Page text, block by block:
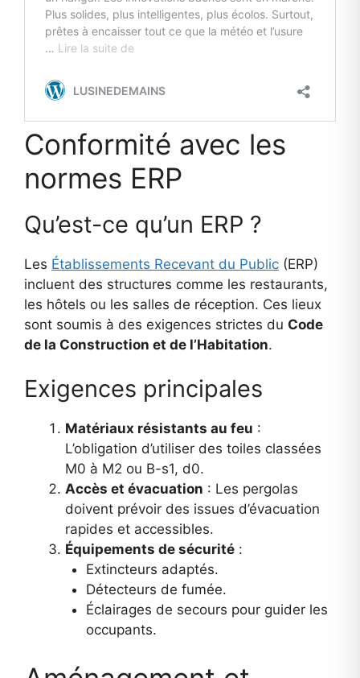
Conformité avec les
normes ERP
Qu’est-ce qu’un ERP ?
Les Établissements Recevant du Public (ERP)
incluent des structures comme les restaurants,
les hôtels ou les salles de réception. Ces lieux
sont soumis à des exigences strictes du Code
de la Construction et de l’Habitation.
Exigences principales
Matériaux résistants au feu :
L’obligation d’utiliser des toiles classées
M0 à M2 ou B-s1, d0.
Accès et évacuation : Les pergolas
doivent prévoir des issues d’évacuation
rapides et accessibles.
Équipements de sécurité :
Extincteurs adaptés.
Détecteurs de fumée.
Éclairages de secours pour guider les
occupants.